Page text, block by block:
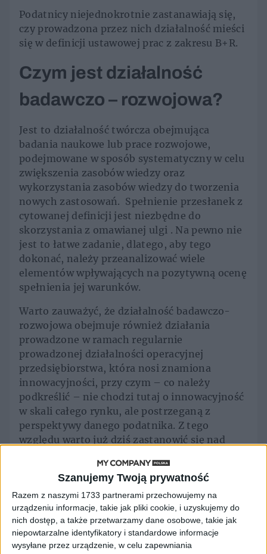
Szanujemy Twoją prywatność
Razem z naszymi 1733 partnerami przechowujemy na
urządzeniu informacje, takie jak pliki cookie, i uzyskujemy do
nich dostęp, a także przetwarzamy dane osobowe, takie jak
niepowtarzalne identyfikatory i standardowe informacje
wysyłane przez urządzenie, w celu zapewniania
Podatnicy niejednokrotnie zastanawiają się,
czy prowadzona przez nich działalność mieści
się w definicji ustawowej prac z zakresu B+R.
Czym jest działalność
badawczo – rozwojowa?
Jest to działalność twórcza obejmująca
badania naukowe lub prace rozwojowe,
podejmowane w sposób systematyczny w celu
zwiększenia zasobów wiedzy oraz
wykorzystania zasobów wiedzy do tworzenia
nowych zastosowań. Spełnienie przesłanek z
cytowanej definicji jest niezbędne do
skorzystania z omawianej ulgi . Na pewno nie
jest to łatwe zadanie, dlatego, aby tego
dokonać, należy przeanalizować wiele
elementów wpływających na pozytywną ocenę
spełnienia jej warunków.
Warto zauważyć, że działalność badawczo-
rozwojowa obejmuje również działania
prowadzone w ramach regularnie
prowadzonej działalności operacyjnej
przedsiębiorstwa, która nosi znamiona
innowacyjności, przy czym – co należy
podkreślić – nie chodzi tutaj o innowacyjność
w skali całego rynku, ale postrzeganą z
perspektywy danego podatnika. Z tego
względu warto już dziś zastanowić się nad
przepisów o uldze.
Czy tylko nowe produkty
dają szansę na ulgę?